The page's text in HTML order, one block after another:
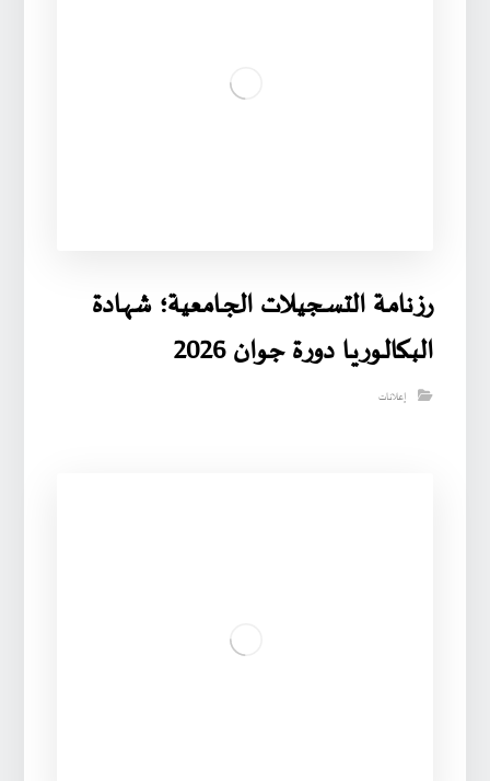
رزنامـة التسـجيـلات الجـامعية؛ شهـادة
البـكالـوريـا دورة جوان 2026
إعلانات